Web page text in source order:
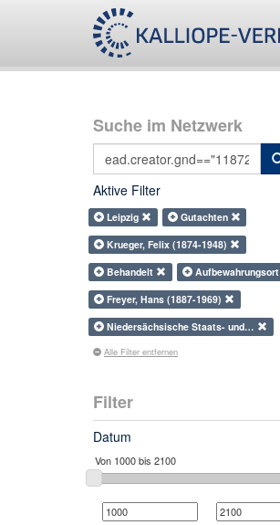
Suche im Netzwerk
Aktive Filter
Leipzig
Gutachten
Krueger, Felix (1874-1948)
Behandelt
Aufbewahrungsort
Freyer, Hans (1887-1969)
Niedersächsische Staats- und…
Alle Filter entfernen
Filter
Datum